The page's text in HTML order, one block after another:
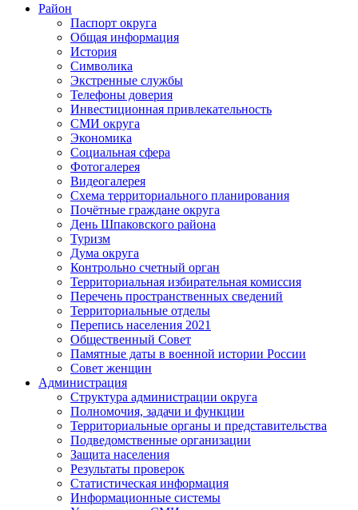
Район
Паспорт округа
Общая информация
История
Символика
Экстренные службы
Телефоны доверия
Инвестиционная привлекательность
СМИ округа
Экономика
Социальная сфера
Фотогалерея
Видеогалерея
Схема территориального планирования
Почётные граждане округа
День Шпаковского района
Туризм
Дума округа
Контрольно счетный орган
Территориальная избирательная комиссия
Перечень пространственных сведений
Территориальные отделы
Перепись населения 2021
Общественный Совет
Памятные даты в военной истории России
Совет женщин
Администрация
Структура администрации округа
Полномочия, задачи и функции
Территориальные органы и представительства
Подведомственные организации
Защита населения
Результаты проверок
Статистическая информация
Информационные системы